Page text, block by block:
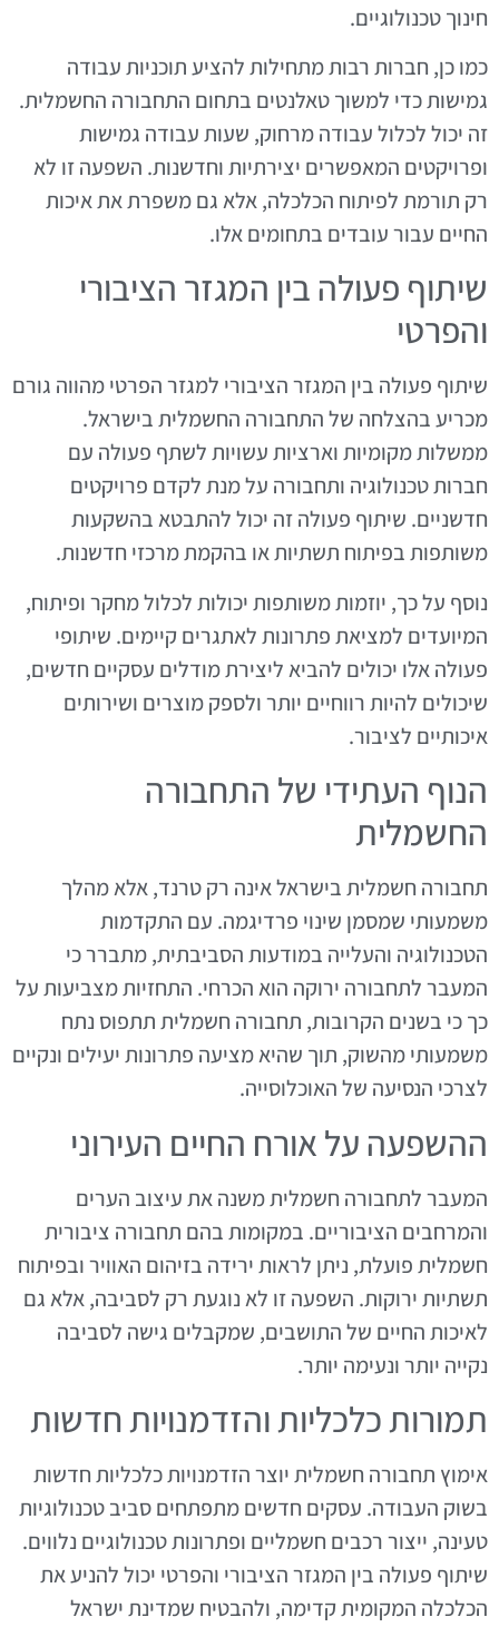
חינוך טכנולוגיים.
כמו כן, חברות רבות מתחילות להציע תוכניות עבודה
גמישות כדי למשוך טאלנטים בתחום התחבורה החשמלית.
זה יכול לכלול עבודה מרחוק, שעות עבודה גמישות
ופרויקטים המאפשרים יצירתיות וחדשנות. השפעה זו לא
רק תורמת לפיתוח הכלכלה, אלא גם משפרת את איכות
החיים עבור עובדים בתחומים אלו.
שיתוף פעולה בין המגזר הציבורי
והפרטי
שיתוף פעולה בין המגזר הציבורי למגזר הפרטי מהווה גורם
מכריע בהצלחה של התחבורה החשמלית בישראל.
ממשלות מקומיות וארציות עשויות לשתף פעולה עם
חברות טכנולוגיה ותחבורה על מנת לקדם פרויקטים
חדשניים. שיתוף פעולה זה יכול להתבטא בהשקעות
משותפות בפיתוח תשתיות או בהקמת מרכזי חדשנות.
נוסף על כך, יוזמות משותפות יכולות לכלול מחקר ופיתוח,
המיועדים למציאת פתרונות לאתגרים קיימים. שיתופי
פעולה אלו יכולים להביא ליצירת מודלים עסקיים חדשים,
שיכולים להיות רווחיים יותר ולספק מוצרים ושירותים
איכותיים לציבור.
הנוף העתידי של התחבורה
החשמלית
תחבורה חשמלית בישראל אינה רק טרנד, אלא מהלך
משמעותי שמסמן שינוי פרדיגמה. עם התקדמות
הטכנולוגיה והעלייה במודעות הסביבתית, מתברר כי
המעבר לתחבורה ירוקה הוא הכרחי. התחזיות מצביעות על
כך כי בשנים הקרובות, תחבורה חשמלית תתפוס נתח
משמעותי מהשוק, תוך שהיא מציעה פתרונות יעילים ונקיים
לצרכי הנסיעה של האוכלוסייה.
ההשפעה על אורח החיים העירוני
המעבר לתחבורה חשמלית משנה את עיצוב הערים
והמרחבים הציבוריים. במקומות בהם תחבורה ציבורית
חשמלית פועלת, ניתן לראות ירידה בזיהום האוויר ובפיתוח
תשתיות ירוקות. השפעה זו לא נוגעת רק לסביבה, אלא גם
לאיכות החיים של התושבים, שמקבלים גישה לסביבה
נקייה יותר ונעימה יותר.
תמורות כלכליות והזדמנויות חדשות
אימוץ תחבורה חשמלית יוצר הזדמנויות כלכליות חדשות
בשוק העבודה. עסקים חדשים מתפתחים סביב טכנולוגיות
טעינה, ייצור רכבים חשמליים ופתרונות טכנולוגיים נלווים.
שיתוף פעולה בין המגזר הציבורי והפרטי יכול להניע את
הכלכלה המקומית קדימה, ולהבטיח שמדינת ישראל